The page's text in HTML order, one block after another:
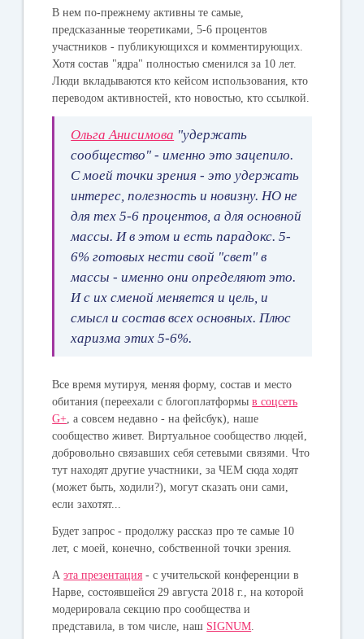
В нем по-прежнему активны те самые,
предсказанные теоретиками, 5-6 процентов
участников - публикующихся и комментирующих.
Хотя состав "ядра" полностью сменился за 10 лет.
Люди вкладываются кто кейсом использования, кто
переводом активностей, кто новостью, кто ссылкой.
Ольга Анисимова "удержать
сообщество" - именно это зацепило.
С моей точки зрения - это удержать
интерес, полезность и новизну. НО не
для тех 5-6 процентов, а для основной
массы. И в этом и есть парадокс. 5-
6% готовых нести свой "свет" в
массы - именно они определяют это.
И с их сменой меняется и цель, и
смысл и состав всех основных. Плюс
харизма этих 5-6%.
Все время мутируя, меняя форму, состав и место
обитания (переехали с блогоплатформыв соцсеть
G+ , а совсем недавно - на фейсбук), наше
сообщество живет. Виртуальное сообщество людей,
добровольно связавших себя сетевыми связями. Что
тут находят другие участники, за ЧЕМ сюда ходят
(может быть, ходили?), могут сказать они сами,
если захотят...
Будет запрос - продолжу рассказ про те самые 10
лет, с моей, конечно, собственной точки зрения.
Аэта презентация - с учительской конференции в
Нарве, состоявшейся 29 августа 2018 г., на которой
модерировала секцию про сообщества и
представила, в том числе, наш SIGNUM